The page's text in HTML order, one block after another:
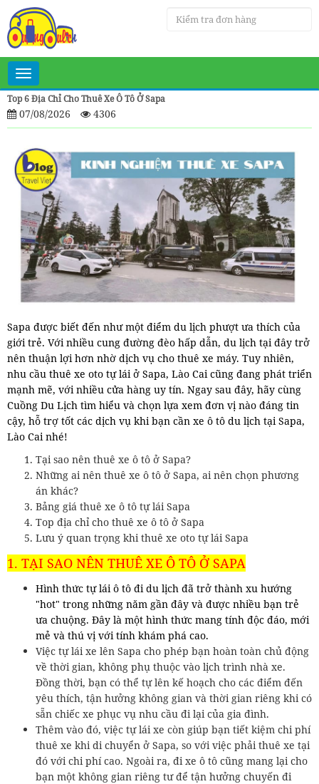
Toggle
navigation
Top 6 Địa Chỉ Cho Thuê Xe Ô Tô Ở Sapa
07/08/2026 4306
Sapa được biết đến như một điểm du lịch phượt ưa thích của
giới trẻ. Với nhiều cung đường đèo hấp dẫn, du lịch tại đây trở
nên thuận lợi hơn nhờ dịch vụ cho thuê xe máy. Tuy nhiên,
nhu cầu thuê xe oto tự lái ở Sapa, Lào Cai cũng đang phát triển
mạnh mẽ, với nhiều cửa hàng uy tín. Ngay sau đây, hãy cùng
Cuồng Du Lịch tìm hiểu và chọn lựa xem đơn vị nào đáng tin
cậy, hỗ trợ tốt các dịch vụ khi bạn cần xe ô tô du lịch tại Sapa,
Lào Cai nhé!
Tại sao nên thuê xe ô tô ở Sapa?
Những ai nên thuê xe ô tô ở Sapa, ai nên chọn phương
án khác?
Bảng giá thuê xe ô tô tự lái Sapa
Top địa chỉ cho thuê xe ô tô ở Sapa
Lưu ý quan trọng khi thuê xe oto tự lái Sapa
1. TẠI SAO NÊN THUÊ XE Ô TÔ Ở SAPA
Hình thức tự lái ô tô đi du lịch đã trở thành xu hướng
"hot" trong những năm gần đây và được nhiều bạn trẻ
ưa chuộng. Đây là một hình thức mang tính độc đáo, mới
mẻ và thú vị với tính khám phá cao.
Việc tự lái xe lên Sapa cho phép bạn hoàn toàn chủ động
về thời gian, không phụ thuộc vào lịch trình nhà xe.
Đồng thời, bạn có thể tự lên kế hoạch cho các điểm đến
yêu thích, tận hưởng không gian và thời gian riêng khi có
sẵn chiếc xe phục vụ nhu cầu đi lại của gia đình.
Thêm vào đó, việc tự lái xe còn giúp bạn tiết kiệm chi phí
thuê xe khi di chuyển ở Sapa, so với việc phải thuê xe tại
đó với chi phí cao. Ngoài ra, đi xe ô tô cũng mang lại cho
bạn một không gian riêng tư để tận hưởng chuyến đi